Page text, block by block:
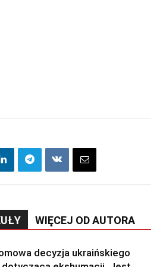
WIĘCEJ OD AUTORA
decyzja ukraińskiego